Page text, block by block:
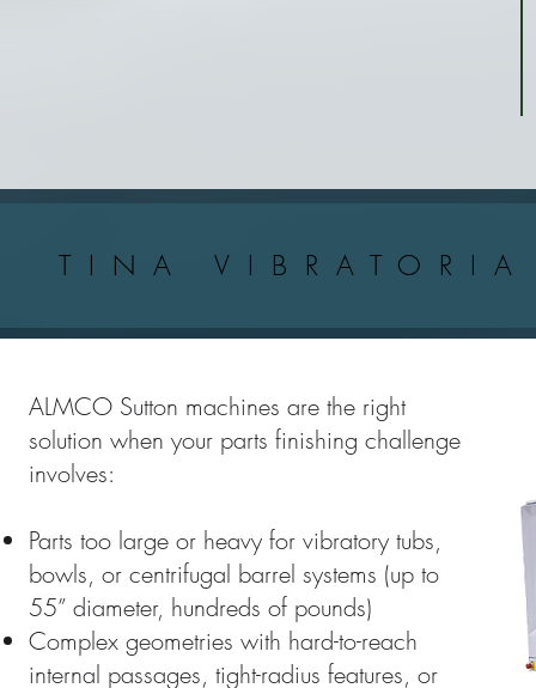
TINA
ALMCO Sutton machines are the right
solution when your parts finishing challenge
involves:
Parts too large or heavy for vibratory tubs,
bowls, or centrifugal barrel systems (up to
55” diameter, hundreds of pounds)
Complex geometries with hard-to-reach
internal passages, tight-radius features, or